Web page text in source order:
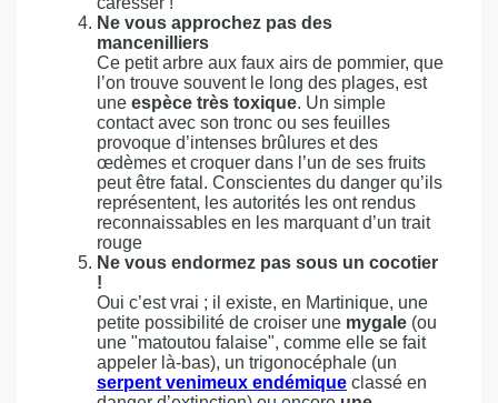
Ne vous approchez pas des
mancenilliers
Ce petit arbre aux faux airs de pommier, que
l’on trouve souvent le long des plages, est
une espèce très toxique. Un simple
contact avec son tronc ou ses feuilles
provoque d’intenses brûlures et des
œdèmes et croquer dans l’un de ses fruits
peut être fatal. Conscientes du danger qu’ils
représentent, les autorités les ont rendus
reconnaissables en les marquant d’un trait
rouge
Ne vous endormez pas sous un cocotier
!
Oui c’est vrai ; il existe, en Martinique, une
petite possibilité de croiser une mygale (ou
une "matoutou falaise", comme elle se fait
appeler là-bas), un trigonocéphale (un
serpent venimeux endémique classé en